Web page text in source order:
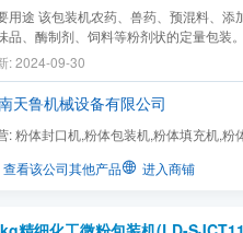
用途 该包装机农药、兽药、预混料、添
品、酶制剂、饲料等粉剂状的定量包装
: 2024-09-30
天鲁机械设备有限公司
:粉体封口机,粉体包装机,粉体填充机,粉
查看该公司其他产品 进入商铺